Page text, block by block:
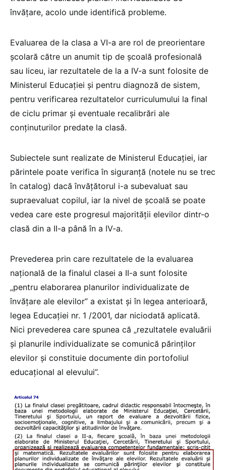
învățare, acolo unde identifică probleme.
Evaluarea de la clasa a VI-a are rol de preorientare
școlară către un anumit tip de școală profesională
sau liceu, iar rezultatele de la a IV-a sunt folosite de
Ministerul Educației și pentru diagnoză de sistem,
pentru verificarea rezultatelor curriculumului la final
de ciclu primar și eventuale recalibrări ale
conținuturilor predate la clasă.
Subiectele sunt realizate de Ministerul Educației, iar
părintele poate verifica în siguranță (notele nu se trec
în catalog) dacă învățătorul i-a subevaluat sau
supraevaluat copilul, iar la nivel de școală se poate
vedea care este progresul majorității elevilor dintr-o
clasă din a II-a până în a IV-a.
Prevederea prin care rezultatele de la evaluarea
națională de la finalul clasei a II-a sunt folosite
„pentru elaborarea planurilor individualizate de
învăţare ale elevilor” a existat și în legea anterioară,
legea Educației nr. 1 /2001, dar niciodată aplicată.
Nici prevederea care spunea că „rezultatele evaluării
şi planurile individualizate se comunică părinţilor
elevilor şi constituie documente din portofoliul
educaţional al elevului”.